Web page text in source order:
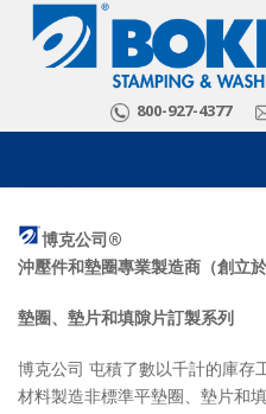
800-927-4377
博克公司®
沖壓件和墊圈專業製造商（創立
墊圈、墊片和填隙片訂製系列
博克公司 屯積了數以千計的庫存
材料製造非標準平墊圈、墊片和